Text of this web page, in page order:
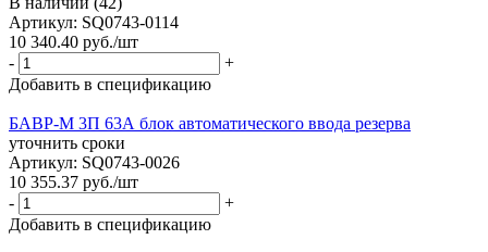
Артикул: SQ0743-0114
10 340.40 руб./шт
-
+
Добавить в спецификацию
БАВР-М 3П 63А блок автоматического ввода резерва
уточнить сроки
Артикул: SQ0743-0026
10 355.37 руб./шт
-
+
Добавить в спецификацию